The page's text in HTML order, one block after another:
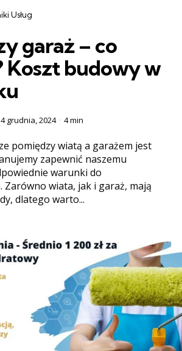
Usług
garaż – co
Koszt budowy w
4 grudnia, 2024 4 min
pomiędzy wiatą a garażem jest
zapewnić naszemu
warunki do
Zarówno wiata, jak i garaż, mają
dlatego warto...